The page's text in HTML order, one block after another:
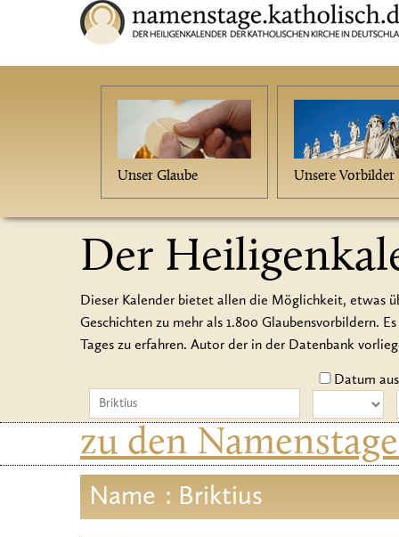
Unser Glaube Unsere Vorbilder
Der
Dieser Kalender bietet allen die Möglichkeit, etwas
Geschichten zu mehr als 1.800 Glaubensvorbildern.
Tages zu erfahren. Autor der in der Datenbank
Datum
zu den
Name : Briktius